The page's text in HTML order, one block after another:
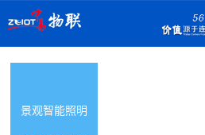
景观智能照明